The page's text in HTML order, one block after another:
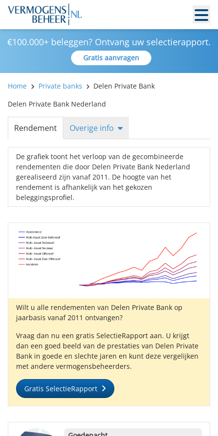
€100.000+ beleggen? Ontvang uw selectierapport.
Gratis aanvragen
Home Private banks
Delen Private Bank
Delen Private Bank Nederland
Rendement Overige info
De grafiek toont het verloop van de gecombineerde
rendementen die door Delen Private Bank Nederland
gerealiseerd zijn vanaf 2011. De hoogte van het
rendement is afhankelijk van het gekozen
beleggingsprofiel.
Wilt u alle rendementen van Delen Private Bank op
jaarbasis vanaf 2011 ontvangen?
Vraag dan nu een gratis SelectieRapport aan. U krijgt
dan een goed beeld van de prestaties van Delen Private
Bank in goede en slechte jaren en kunt deze vergelijken
met andere vermogensbeheerders.
Gratis SelectieRapport